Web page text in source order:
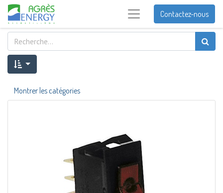
Contactez-nous
Montrer les catégories